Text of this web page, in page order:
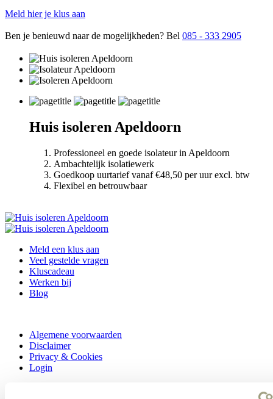
Meld hier je klus aan
Ben je benieuwd naar de mogelijkheden? Bel 085 - 333 2905
Huis isoleren Apeldoorn
Professioneel en goede isolateur in Apeldoorn
Ambachtelijk isolatiewerk
Goedkoop uurtarief vanaf €48,50 per uur excl. btw
Flexibel en betrouwbaar
Meld een klus aan
Veel gestelde vragen
Kluscadeau
Werken bij
Blog
Algemene voorwaarden
Disclaimer
Privacy & Cookies
Login